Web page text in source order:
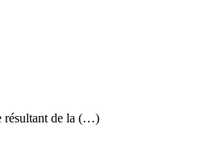
résultant de la (…)